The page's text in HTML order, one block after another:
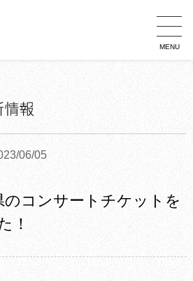
MENU
06/05
のコンサートチケットを
！